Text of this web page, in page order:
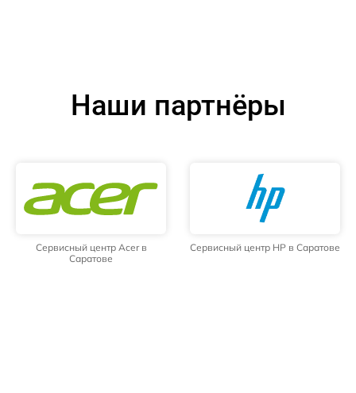
Наши партнёры
Сервисный центр Acer в
Саратове
Сервисный центр HP в Саратове